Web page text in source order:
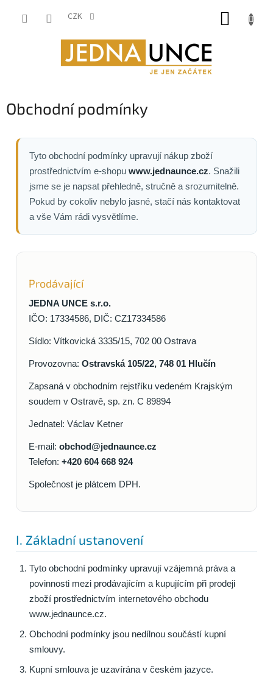
CZK
Obchodní podmínky
Tyto obchodní podmínky upravují nákup zboží
prostřednictvím e-shopu www.jednaunce.cz. Snažili
jsme se je napsat přehledně, stručně a srozumitelně.
Pokud by cokoliv nebylo jasné, stačí nás kontaktovat
a vše Vám rádi vysvětlíme.
Prodávající
JEDNA UNCE s.r.o.
IČO: 17334586, DIČ: CZ17334586
Sídlo: Vítkovická 3335/15, 702 00 Ostrava
Provozovna: Ostravská 105/22, 748 01 Hlučín
Zapsaná v obchodním rejstříku vedeném Krajským
soudem v Ostravě, sp. zn. C 89894
Jednatel: Václav Ketner
E-mail: obchod@jednaunce.cz
Telefon: +420 604 668 924
Společnost je plátcem DPH.
I. Základní ustanovení
Tyto obchodní podmínky upravují vzájemná práva a
povinnosti mezi prodávajícím a kupujícím při prodeji
zboží prostřednictvím internetového obchodu
www.jednaunce.cz.
Obchodní podmínky jsou nedílnou součástí kupní
smlouvy.
Kupní smlouva je uzavírána v českém jazyce.